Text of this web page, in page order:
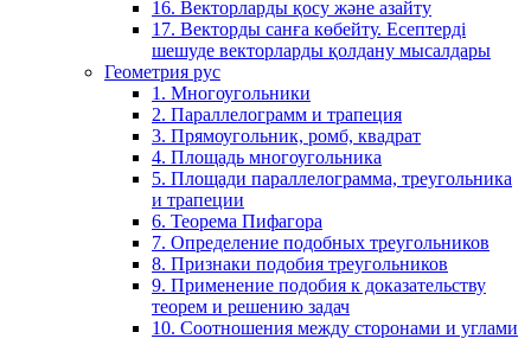
16. Векторларды қосу және азайту
17. Векторды санға көбейту. Есептерді
шешуде векторларды қолдану мысалдары
Геометрия рус
1. Многоугольники
2. Параллелограмм и трапеция
3. Прямоугольник, ромб, квадрат
4. Площадь многоугольника
5. Площади параллелограмма, треугольника
и трапеции
6. Теорема Пифагора
7. Определение подобных треугольников
8. Признаки подобия треугольников
9. Применение подобия к доказательству
теорем и решению задач
10. Соотношения между сторонами и углами